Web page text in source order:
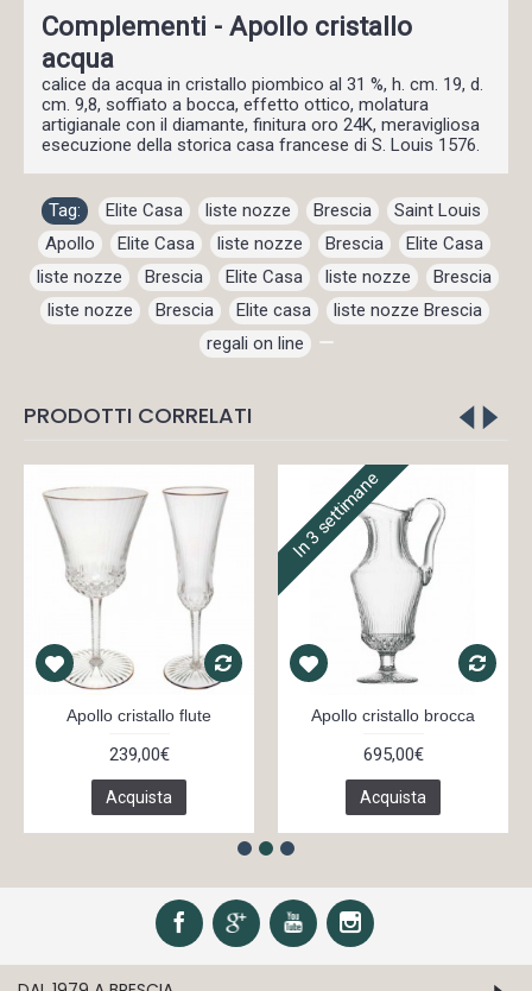
Complementi - Apollo cristallo
acqua
calice da acqua in cristallo piombico al 31 %, h. cm. 19, d.
cm. 9,8, soffiato a bocca, effetto ottico, molatura
artigianale con il diamante, finitura oro 24K, meravigliosa
esecuzione della storica casa francese di S. Louis 1576.
Tag: Elite Casa , liste nozze , Brescia , Saint Louis ,
Apollo
Elite Casa liste nozze Brescia Elite Casa
liste nozze
Brescia Elite Casa liste nozze Brescia
liste nozze , Brescia , Elite casa , liste nozze Brescia ,
regali on line ,
PRODOTTI CORRELATI
Apollo cristallo flute
239,00€
Acquista
In 3 settimane
Apollo cristallo brocca
695,00€
Acquista